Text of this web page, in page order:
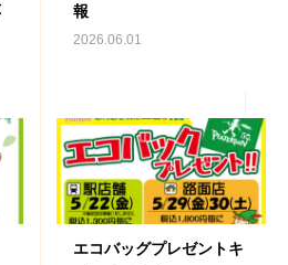
報
2026.06.01
エコバッグプレゼントキ